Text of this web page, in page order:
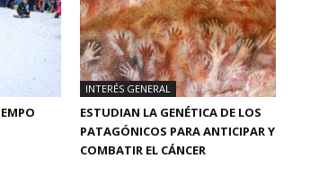
INTERÉS GENERAL
ESTUDIAN LA GENÉTICA DE LOS
PATAGÓNICOS PARA ANTICIPAR Y
COMBATIR EL CÁNCER